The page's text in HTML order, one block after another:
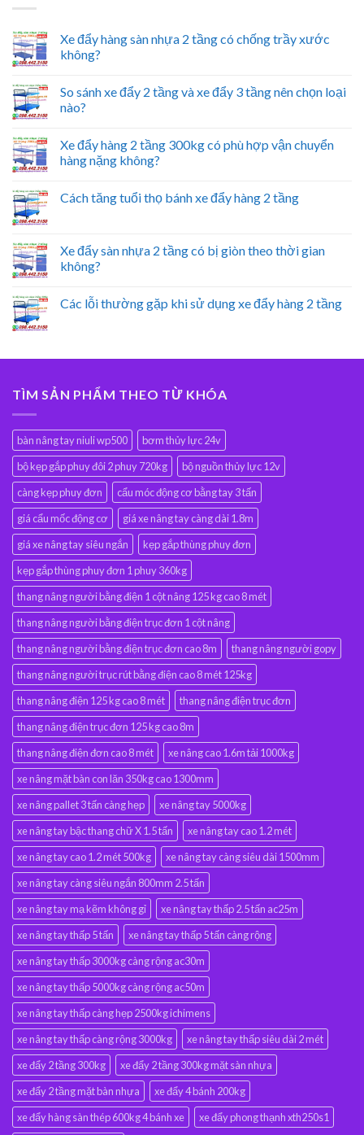
Xe đẩy hàng sàn nhựa 2 tầng có chống trầy xước
không?
So sánh xe đẩy 2 tầng và xe đẩy 3 tầng nên chọn loại
nào?
Xe đẩy hàng 2 tầng 300kg có phù hợp vận chuyển
hàng nặng không?
Cách tăng tuổi thọ bánh xe đẩy hàng 2 tầng
Xe đẩy sàn nhựa 2 tầng có bị giòn theo thời gian
không?
Các lỗi thường gặp khi sử dụng xe đẩy hàng 2 tầng
TÌM SẢN PHẨM THEO TỪ KHÓA
bàn nâng tay niuli wp500
bơm thủy lực 24v
bộ kẹp gắp phuy đôi 2 phuy 720kg
bộ nguồn thủy lực 12v
càng kẹp phuy đơn
cẩu móc động cơ bằng tay 3 tấn
giá cẩu mốc động cơ
giá xe nâng tay càng dài 1.8m
giá xe nâng tay siêu ngắn
kẹp gắp thùng phuy đơn
kẹp gắp thùng phuy đơn 1 phuy 360kg
thang nâng người bằng điện 1 cột nâng 125 kg cao 8 mét
thang nâng người bằng điện trục đơn 1 cột nâng
thang nâng người bằng điện trục đơn cao 8m
thang nâng người gopy
thang nâng người trục rút bằng điện cao 8 mét 125kg
thang nâng điện 125 kg cao 8 mét
thang nâng điện trục đơn
thang nâng điện trục đơn 125 kg cao 8m
thang nâng điện đơn cao 8 mét
xe nâng cao 1.6m tải 1000kg
xe nâng mặt bàn con lăn 350kg cao 1300mm
xe nâng pallet 3 tấn càng hẹp
xe nâng tay 5000kg
xe nâng tay bậc thang chữ X 1.5 tấn
xe nâng tay cao 1.2 mét
xe nâng tay cao 1.2 mét 500kg
xe nâng tay càng siêu dài 1500mm
xe nâng tay càng siêu ngắn 800mm 2.5 tấn
xe nâng tay mạ kẽm không gỉ
xe nâng tay thấp 2.5 tấn ac25m
xe nâng tay thấp 5 tấn
xe nâng tay thấp 5 tấn càng rộng
xe nâng tay thấp 3000kg càng rộng ac30m
xe nâng tay thấp 5000kg càng rộng ac50m
xe nâng tay thấp càng hẹp 2500kg ichimens
xe nâng tay thấp càng rộng 3000kg
xe nâng tay thấp siêu dài 2 mét
xe đẩy 2 tầng 300kg
xe đẩy 2 tầng 300kg mặt sàn nhựa
xe đẩy 2 tầng mặt bàn nhựa
xe đẩy 4 bánh 200kg
xe đẩy hàng sàn thép 600kg 4 bánh xe
xe đẩy phong thạnh xth250s1